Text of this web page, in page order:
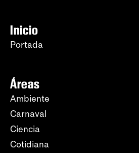
Inicio
Portada
Áreas
Ambiente
Carnaval
Ciencia
Cotidiana